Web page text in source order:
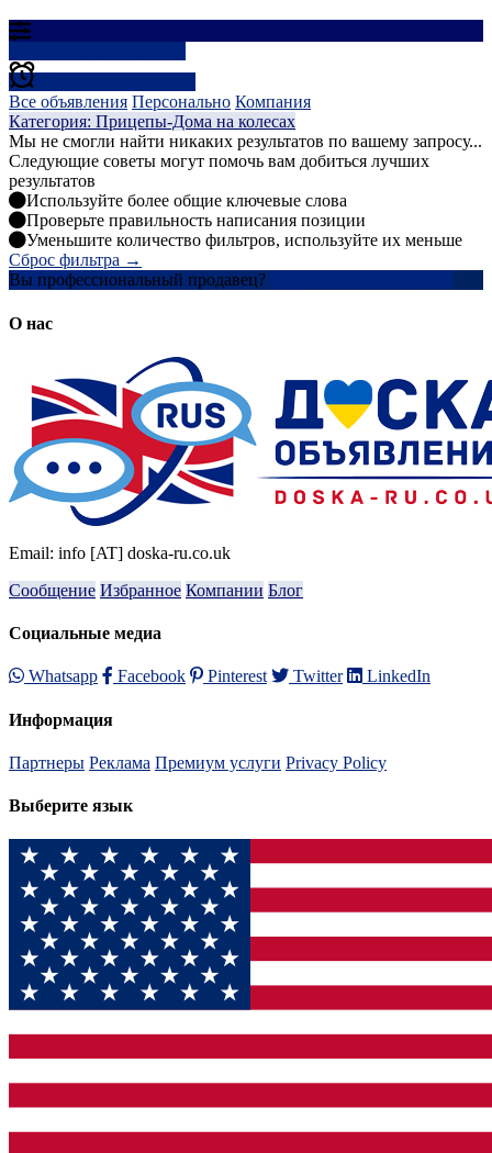
Все объявления Персонально Компания
Категория: Прицепы-Дома на колесах
Мы не смогли найти никаких результатов по вашему запросу...
Следующие советы могут помочь вам добиться лучших
результатов
Используйте более общие ключевые слова
Проверьте правильность написания позиции
Уменьшите количество фильтров, используйте их меньше
Сброс фильтра →
Вы профессиональный продавец?
О нас
Email: info [AT] doska-ru.co.uk
Сообщение Избранное Компании Блог
Социальные медиа
Whatsapp Facebook Pinterest Twitter LinkedIn
Информация
Партнеры Реклама Премиум услуги Privacy Policy
Выберите язык